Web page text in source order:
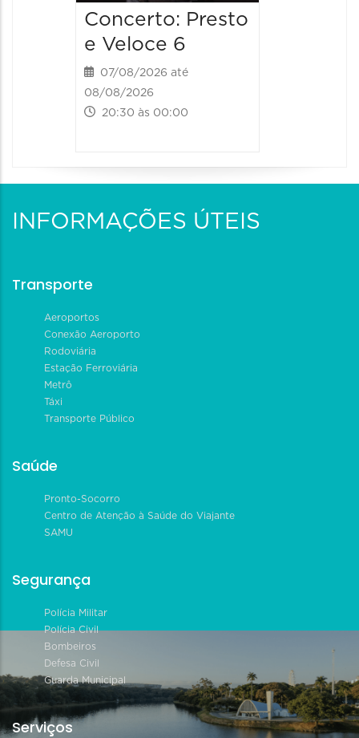
Concerto: Presto
e Veloce 6
07/08/2026 até
08/08/2026
20:30 às 00:00
INFORMAÇÕES ÚTEIS
Transporte
Aeroportos
Conexão Aeroporto
Rodoviária
Estação Ferroviária
Metrô
Táxi
Transporte Público
Saúde
Pronto-Socorro
Centro de Atenção à Saúde do Viajante
SAMU
Segurança
Polícia Militar
Polícia Civil
Bombeiros
Defesa Civil
Guarda Municipal
Serviços